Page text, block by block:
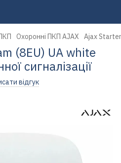
Охоронні ПКП AJAX Ajax
(8EU) UA white
сигналізації
відгук